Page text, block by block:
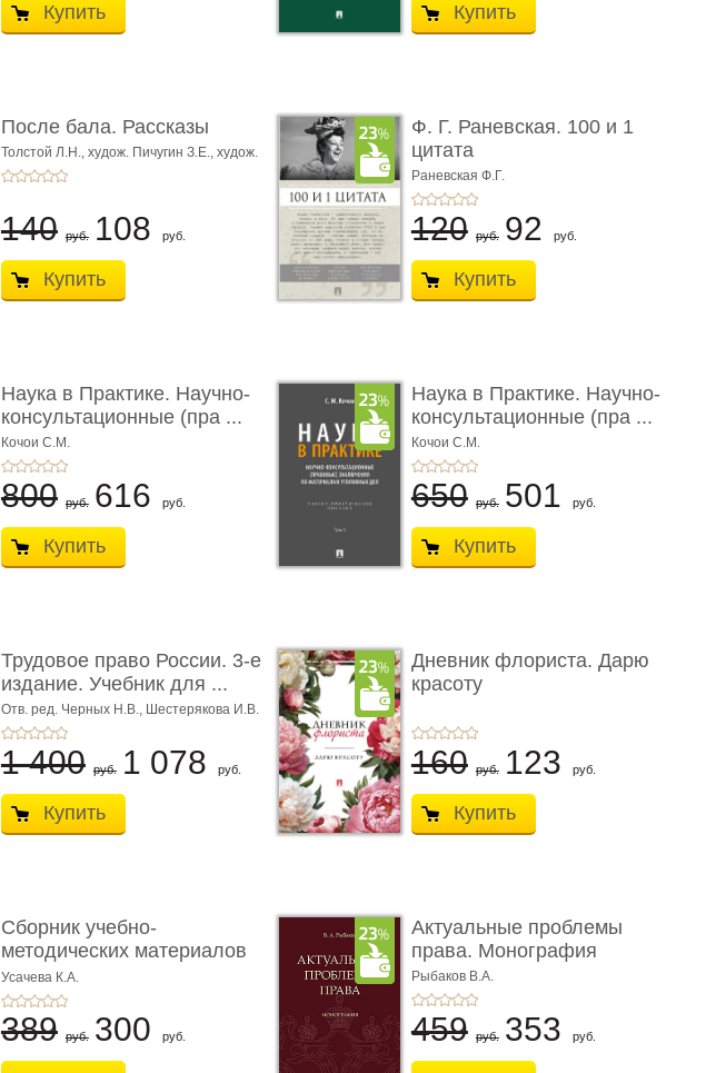
Купить Купить
После бала. Рассказы
Толстой Л.Н., худож. Пичугин З.Е., худож.
Лебедев А.И.,
140 руб. 108 руб.
Купить
Ф. Г. Раневская. 100 и 1
цитата
Раневская Ф.Г.
120 руб. 92 руб.
Купить
Наука в Практике. Научно-
консультационные (пра ...
Кочои С.М.
800 руб. 616 руб.
Купить
Наука в Практике. Научно-
консультационные (пра ...
Кочои С.М.
650 руб. 501 руб.
Купить
Трудовое право России. 3-е
издание. Учебник для ...
Отв. ред. Черных Н.В., Шестерякова И.В.
1 400 руб. 1 078 руб.
Купить
Дневник флориста. Дарю
красоту
160 руб. 123 руб.
Купить
Сборник учебно-
методических материалов
по кур ...
Усачева К.А.
389 руб. 300 руб.
Актуальные проблемы
права. Монография
Рыбаков В.А.
459 руб. 353 руб.